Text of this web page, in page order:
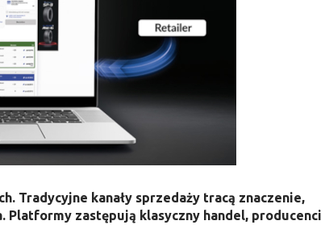
Tradycyjne kanały sprzedaży tracą znaczenie,
zastępują klasyczny handel, producenci